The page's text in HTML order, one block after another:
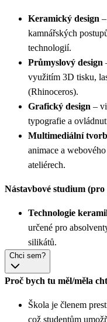
Keramický design
kamnářských
technologií.
Průmyslový design
využitím 3D tisku,
(Rhinoceros).
Grafický design –
typografie a
Multimediální
animace a
ateliérech.
Nástavbové studium
Technologie
určené pro
silikátů.
Chci sem?
Proč bych tu měl/měla
Škola je členem
což studentům